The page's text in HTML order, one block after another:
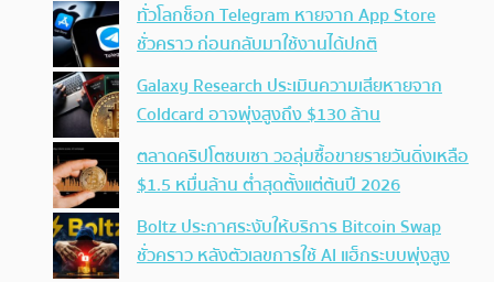
ทั่วโลกช็อก Telegram หายจาก App Store
ชั่วคราว ก่อนกลับมาใช้งานได้ปกติ
Galaxy Research ประเมินความเสียหายจาก
Coldcard อาจพุ่งสูงถึง $130 ล้าน
ตลาดคริปโตซบเซา วอลุ่มซื้อขายรายวันดิ่งเหลือ
$1.5 หมื่นล้าน ต่ำสุดตั้งแต่ต้นปี 2026
Boltz ประกาศระงับให้บริการ Bitcoin Swap
ชั่วคราว หลังตัวเลขการใช้ AI แฮ็กระบบพุ่งสูง